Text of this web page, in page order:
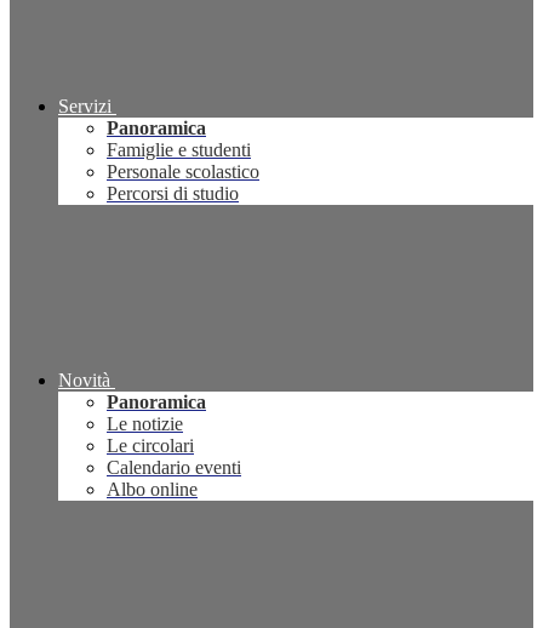
Servizi
Panoramica
Famiglie e studenti
Personale scolastico
Percorsi di studio
Novità
Panoramica
Le notizie
Le circolari
Calendario eventi
Albo online